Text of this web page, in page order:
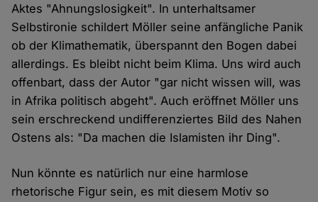
Aktes "Ahnungslosigkeit". In unterhaltsamer
Selbstironie schildert Möller seine anfängliche Panik
ob der Klimathematik, überspannt den Bogen dabei
allerdings. Es bleibt nicht beim Klima. Uns wird auch
offenbart, dass der Autor "gar nicht wissen will, was
in Afrika politisch abgeht". Auch eröffnet Möller uns
sein erschreckend undifferenziertes Bild des Nahen
Ostens als: "Da machen die Islamisten ihr Ding".
Nun könnte es natürlich nur eine harmlose
rhetorische Figur sein, es mit diesem Motiv so